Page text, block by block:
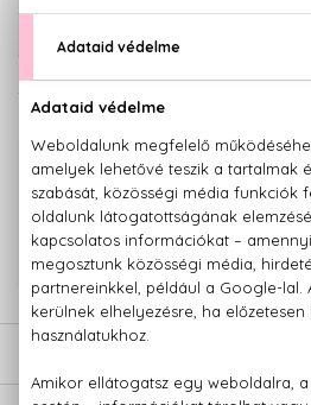
100% eredeti termékek, 14 napos
Kérdésed van, elakadtál? Hívd
779 1926